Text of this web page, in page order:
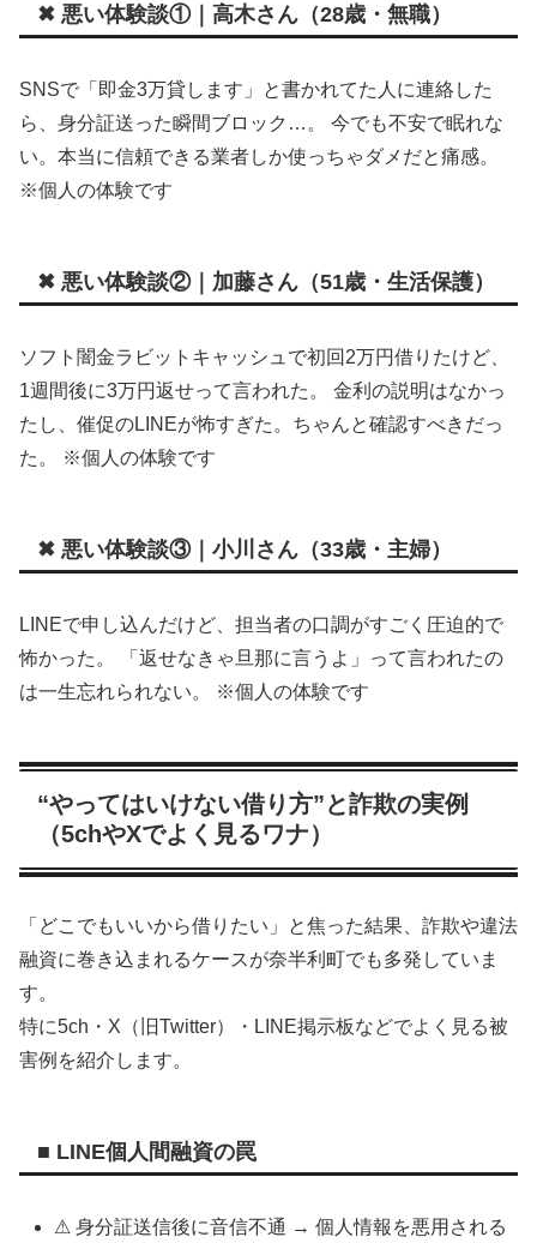
✖ 悪い体験談①｜高木さん（28歳・無職）
SNSで「即金3万貸します」と書かれてた人に連絡した
ら、身分証送った瞬間ブロック…。 今でも不安で眠れな
い。本当に信頼できる業者しか使っちゃダメだと痛感。
※個人の体験です
✖ 悪い体験談②｜加藤さん（51歳・生活保護）
ソフト闇金ラビットキャッシュで初回2万円借りたけど、
1週間後に3万円返せって言われた。 金利の説明はなかっ
たし、催促のLINEが怖すぎた。ちゃんと確認すべきだっ
た。 ※個人の体験です
✖ 悪い体験談③｜小川さん（33歳・主婦）
LINEで申し込んだけど、担当者の口調がすごく圧迫的で
怖かった。 「返せなきゃ旦那に言うよ」って言われたの
は一生忘れられない。 ※個人の体験です
“やってはいけない借り方”と詐欺の実例
（5chやXでよく見るワナ）
「どこでもいいから借りたい」と焦った結果、詐欺や違法
融資に巻き込まれるケースが奈半利町でも多発していま
す。
特に5ch・X（旧Twitter）・LINE掲示板などでよく見る被
害例を紹介します。
■ LINE個人間融資の罠
⚠ 身分証送信後に音信不通 → 個人情報を悪用される